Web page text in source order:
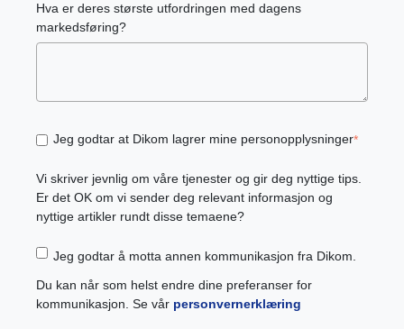
Hva er deres største utfordringen med dagens
markedsføring?
Jeg godtar at Dikom lagrer mine personopplysninger*
Vi skriver jevnlig om våre tjenester og gir deg nyttige tips.
Er det OK om vi sender deg relevant informasjon og
nyttige artikler rundt disse temaene?
Jeg godtar å motta annen kommunikasjon fra Dikom.
Du kan når som helst endre dine preferanser for
kommunikasjon. Se vår personvernerklæring